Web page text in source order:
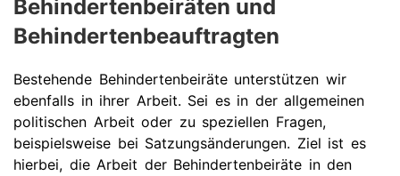
Behindertenbeiräten und
Behindertenbeauftragten
Bestehende Behindertenbeiräte unterstützen wir
ebenfalls in ihrer Arbeit. Sei es in der allgemeinen
politischen Arbeit oder zu speziellen Fragen,
beispielsweise bei Satzungsänderungen. Ziel ist es
hierbei, die Arbeit der Behindertenbeiräte in den